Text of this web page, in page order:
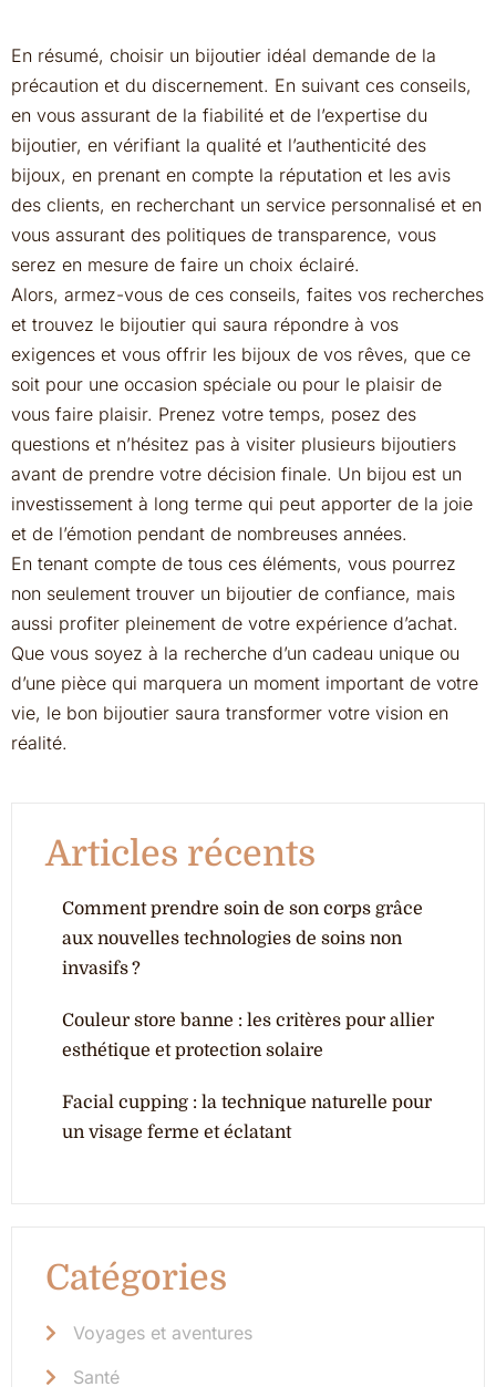
En résumé, choisir un bijoutier idéal demande de la
précaution et du discernement. En suivant ces conseils,
en vous assurant de la fiabilité et de l’expertise du
bijoutier, en vérifiant la qualité et l’authenticité des
bijoux, en prenant en compte la réputation et les avis
des clients, en recherchant un service personnalisé et en
vous assurant des politiques de transparence, vous
serez en mesure de faire un choix éclairé.
Alors, armez-vous de ces conseils, faites vos recherches
et trouvez le bijoutier qui saura répondre à vos
exigences et vous offrir les bijoux de vos rêves, que ce
soit pour une occasion spéciale ou pour le plaisir de
vous faire plaisir. Prenez votre temps, posez des
questions et n’hésitez pas à visiter plusieurs bijoutiers
avant de prendre votre décision finale. Un bijou est un
investissement à long terme qui peut apporter de la joie
et de l’émotion pendant de nombreuses années.
En tenant compte de tous ces éléments, vous pourrez
non seulement trouver un bijoutier de confiance, mais
aussi profiter pleinement de votre expérience d’achat.
Que vous soyez à la recherche d’un cadeau unique ou
d’une pièce qui marquera un moment important de votre
vie, le bon bijoutier saura transformer votre vision en
réalité.
Articles récents
Comment prendre soin de son corps grâce
aux nouvelles technologies de soins non
invasifs ?
Couleur store banne : les critères pour allier
esthétique et protection solaire
Facial cupping : la technique naturelle pour
un visage ferme et éclatant
Catégories
Voyages et aventures
Santé